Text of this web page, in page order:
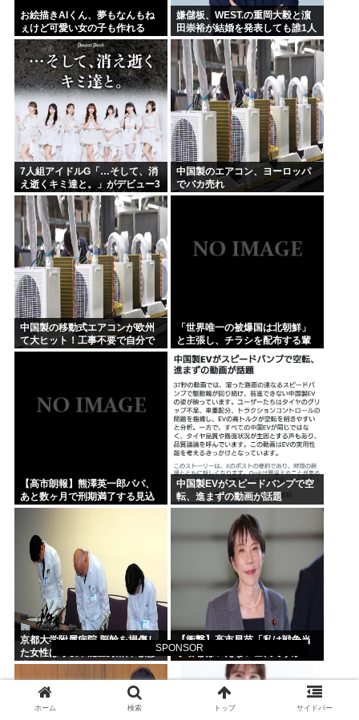
SPONSOR
お絵描きAIくん、夢もなんもね
ぇけど可愛い女の子も作れる
嫌儲板、WEST.の重岡大毅と濵
田崇裕が結婚を発表しても誰1人
として話題にせず… どの掲示板
もSNSもトレンドなのにどうし
て
7人組アイドルG「…そして、消
え逝くキミ達と。」がデビュー3
か月で解散 事務所が事業継続困
難なため
中国製のエアコン、ヨーロッパ
でバカ売れ
中国製の移動式エアコンが欧州
て大ヒット！工事不要で自分で
取り付け可、もうこれで良く
「世界唯一の被爆国は北朝鮮」
と主張し、チラシを配布する輩
が発生
【高市朗報】熊澤英一郎パパ、
あと数ヶ月で刑期満了する見込
み
中国製EVがスピードバンプで空
転、進まずの動画が話題
京都大学附属病院 脳幹を損傷し
た女性は呼吸不能全身麻痺も意
識は正常 やったね、たえちゃ
ん！
【衝撃】高市早苗「私は戦争当
事者とはいえない世代ですか
ら、反省なんかしておりません
（笑）」河野洋平「私は議員と
違う価値基準だ」
ホーム 検索 トップ サイドバー